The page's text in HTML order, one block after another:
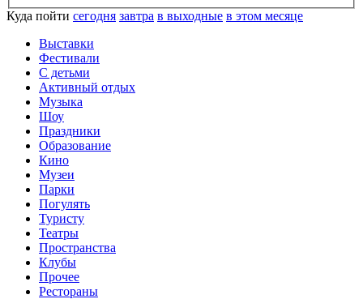
Куда пойти сегодня завтра в выходные в этом месяце
Выставки
Фестивали
С детьми
Активный отдых
Музыка
Шоу
Праздники
Образование
Кино
Музеи
Парки
Погулять
Туристу
Театры
Пространства
Клубы
Прочее
Рестораны